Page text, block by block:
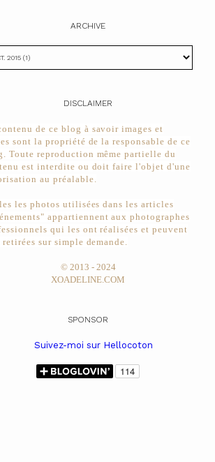
ARCHIVE
DISCLAIMER
de ce blog à savoir images et
sont la propriété de la responsable de ce
Toute reproduction même partielle du
est interdite ou doit faire l'objet d'une
au préalable.
les photos utilisées dans les articles
appartiennent aux photographes
qui les ont réalisées et peuvent
retirées sur simple demande.
© 2013 - 2024
XOADELINE.COM
SPONSOR